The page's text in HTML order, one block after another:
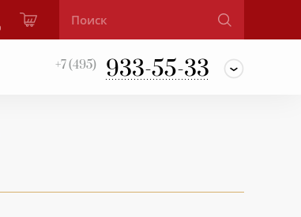
+7 (495) 933-55-33